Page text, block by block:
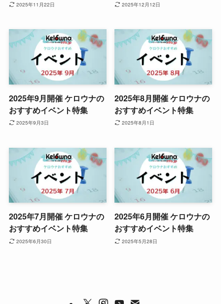
2025年11月22日 2025年12月12日
2025年9月開催 ケロウナの
おすすめイベント特集
2025年9月3日
2025年8月開催 ケロウナの
おすすめイベント特集
2025年8月1日
2025年7月開催 ケロウナの
おすすめイベント特集
2025年6月30日
2025年6月開催 ケロウナの
おすすめイベント特集
2025年5月28日